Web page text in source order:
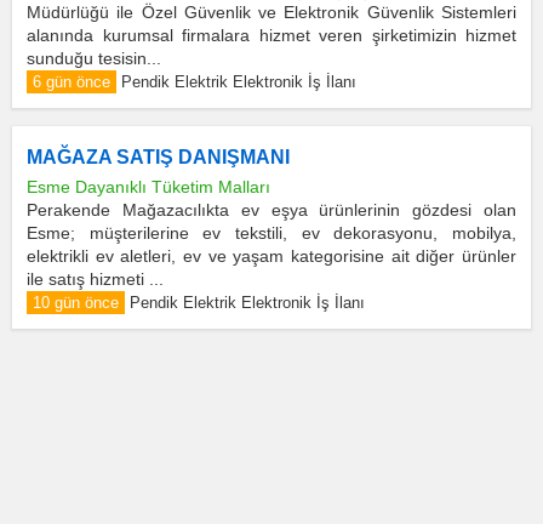
Müdürlüğü ile Özel Güvenlik ve Elektronik Güvenlik Sistemleri
alanında kurumsal firmalara hizmet veren şirketimizin hizmet
sunduğu tesisin...
6 gün önce Pendik Elektrik Elektronik İş İlanı
MAĞAZA SATIŞ DANIŞMANI
Esme Dayanıklı Tüketim Malları
Perakende Mağazacılıkta ev eşya ürünlerinin gözdesi olan
Esme; müşterilerine ev tekstili, ev dekorasyonu, mobilya,
elektrikli ev aletleri, ev ve yaşam kategorisine ait diğer ürünler
ile satış hizmeti ...
10 gün önce Pendik Elektrik Elektronik İş İlanı